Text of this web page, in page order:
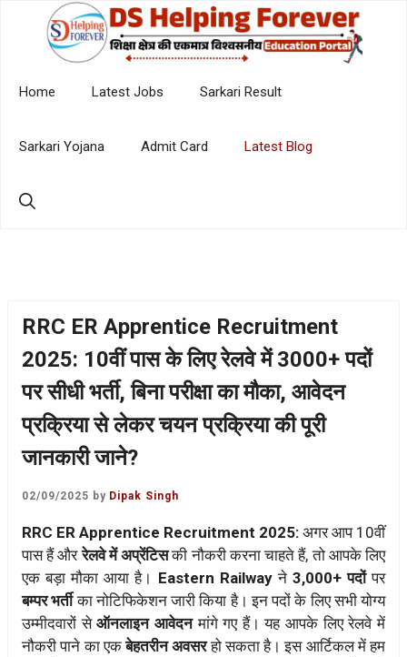
Home Latest Jobs Sarkari Result
Sarkari Yojana Admit Card Latest Blog
RRC ER Apprentice Recruitment
2025: 10वीं पास के लिए रेलवे में 3000+ पदों
पर सीधी भर्ती, बिना परीक्षा का मौका, आवेदन
प्रक्रिया से लेकर चयन प्रक्रिया की पूरी
जानकारी जाने?
02/09/2025 by Dipak Singh
RRC ER Apprentice Recruitment 2025: अगर आप 10वीं
पास हैं औररेलवे में अप्रेंटिसकी नौकरी करना चाहते हैं, तो आपके लिए
एक बड़ा मौका आया है। Eastern Railwayने 3,000+ पदोंपर
बम्पर भर्तीका नोटिफिकेशन जारी किया है। इन पदों के लिए सभी योग्य
उम्मीदवारों सेऑनलाइन आवेदनमांगे गए हैं। यह आपके लिए रेलवे में
नौकरी पाने का एकबेहतरीन अवसरहो सकता है। इस आर्टिकल में हम